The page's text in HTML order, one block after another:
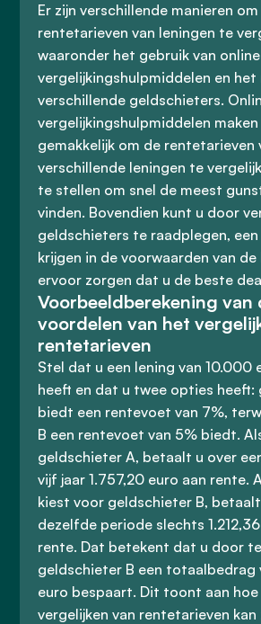
Er zijn verschillende manieren
rentetarieven van leningen te
waaronder het gebruik van online
vergelijkingshulpmiddelen en het
verschillende geldschieters.
vergelijkingshulpmiddelen
gemakkelijk om de rentetarieven
verschillende leningen te
te stellen om snel de meest
vinden. Bovendien kunt u door
geldschieters te raadplegen,
krijgen in de voorwaarden van de
ervoor zorgen dat u de beste
Voorbeeldberekening van
voordelen van het
rentetarieven
Stel dat u een lening van 10.000
heeft en dat u twee opties heeft:
biedt een rentevoet van 7%,
B een rentevoet van 5% biedt.
geldschieter A, betaalt u over
vijf jaar 1.757,20 euro aan rente.
kiest voor geldschieter B,
dezelfde periode slechts
rente. Dat betekent dat u door
geldschieter B een totaalbedrag
euro bespaart. Dit toont aan
vergelijken van rentetarieven kan